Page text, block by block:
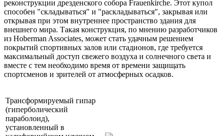
реконструкции дрезденского собора Frauenkirche. Этот купол
способен "складываться" и "раскладываться", закрывая или
открывая при этом внутреннее пространство здания для
внешнего мира. Такая конструкция, по мнению разработчиков
из Hoberman Associates, может стать удачным решением
покрытий спортивных залов или стадионов, где требуется
максимальный доступ свежего воздуха и солнечного света и
вместе с тем необходимо время от времени защищать
спортсменов и зрителей от атмосферных осадков.
Трансформируемый гипар
(гиперболический
параболоид),
установленный в